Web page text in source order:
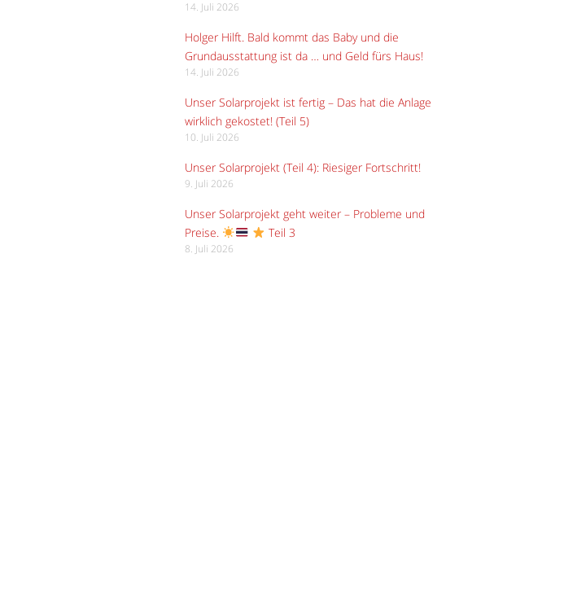
14. Juli 2026
Holger Hilft. Bald kommt das Baby und die
Grundausstattung ist da … und Geld fürs Haus!
14. Juli 2026
Unser Solarprojekt ist fertig – Das hat die Anlage
wirklich gekostet! (Teil 5)
10. Juli 2026
Unser Solarprojekt (Teil 4): Riesiger Fortschritt!
9. Juli 2026
Unser Solarprojekt geht weiter – Probleme und
Preise.
Teil 3
8. Juli 2026